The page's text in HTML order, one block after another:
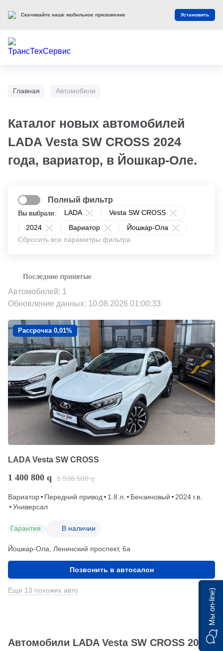
Главная Автомобили
Каталог новых автомобилей
LADA Vesta SW CROSS 2024
года, вариатор, в Йошкар-Оле.
Вы выбрали: LADA
Vesta SW CROSS
2024
Вариатор
Йошкар-Ола
Сбросить все параметры фильтра
Полный фильтр
Автомобилей: 1
Обновление данных: 10.08.2026 01:00:33
Рассрочка 0,01%
LADA Vesta SW CROSS
1 400 800 q 1 938 500 q
Вариатор Передний привод 1.8 л. Бензиновый
2024 г.в.
Универсал
Гарантия В наличии
Йошкар-Ола, Ленинский проспект, 6а
Позвонить в автосалон
Еще 13 похожих авто
Автомобили LADA Vesta SW CROSS 2024
Скачивайте наше мобильное приложение Установить
Мы on-line)